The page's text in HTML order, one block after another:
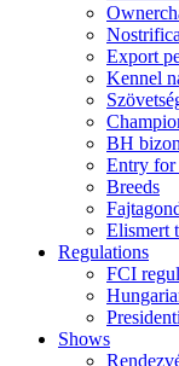
Export
Kennel
BH
Entry for
Breeds
Elismert
Regulations
FCI
Shows